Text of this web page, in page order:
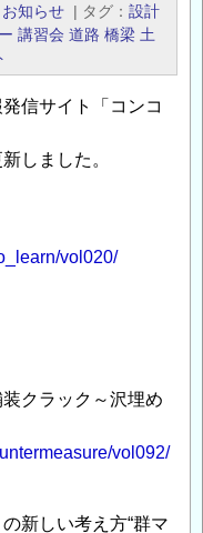
お知らせ | タグ
設計
講習会 道路 橋梁 土
信サイト「コンコ
しました。
vol020/
クラック～沢埋め
vol092/
新しい考え方“群マ